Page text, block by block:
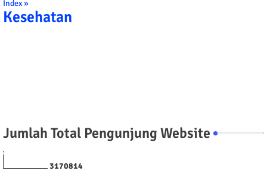
Index »
Kesehatan
Jumlah Total Pengunjung Website
3170814